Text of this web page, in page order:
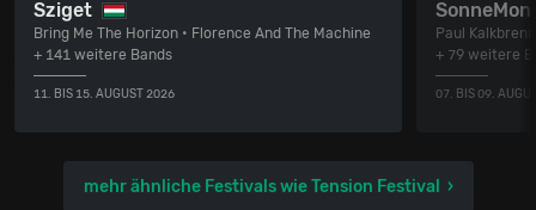
Sziget
Bring Me The Horizon • Florence And The Machine
+ 141 weitere Bands
11. BIS 15. AUGUST 2026
Paul
+ 79 weitere
07. BIS 09.
mehr ähnliche Festivals wie Tension Festival